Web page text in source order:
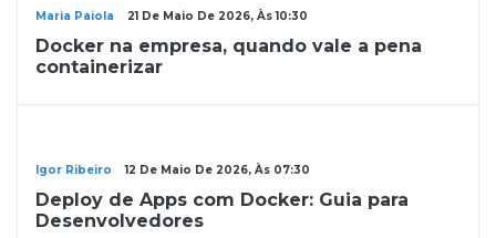
Maria Paiola 21 De Maio De 2026, Às 10:30
Docker na empresa, quando vale a pena
containerizar
Igor Ribeiro 12 De Maio De 2026, Às 07:30
Deploy de Apps com Docker: Guia para
Desenvolvedores